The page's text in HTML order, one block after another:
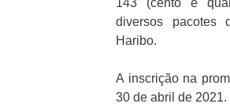
143 (cento e
diversos pacotes
Haribo.
A inscrição na
30 de abril de 2021.